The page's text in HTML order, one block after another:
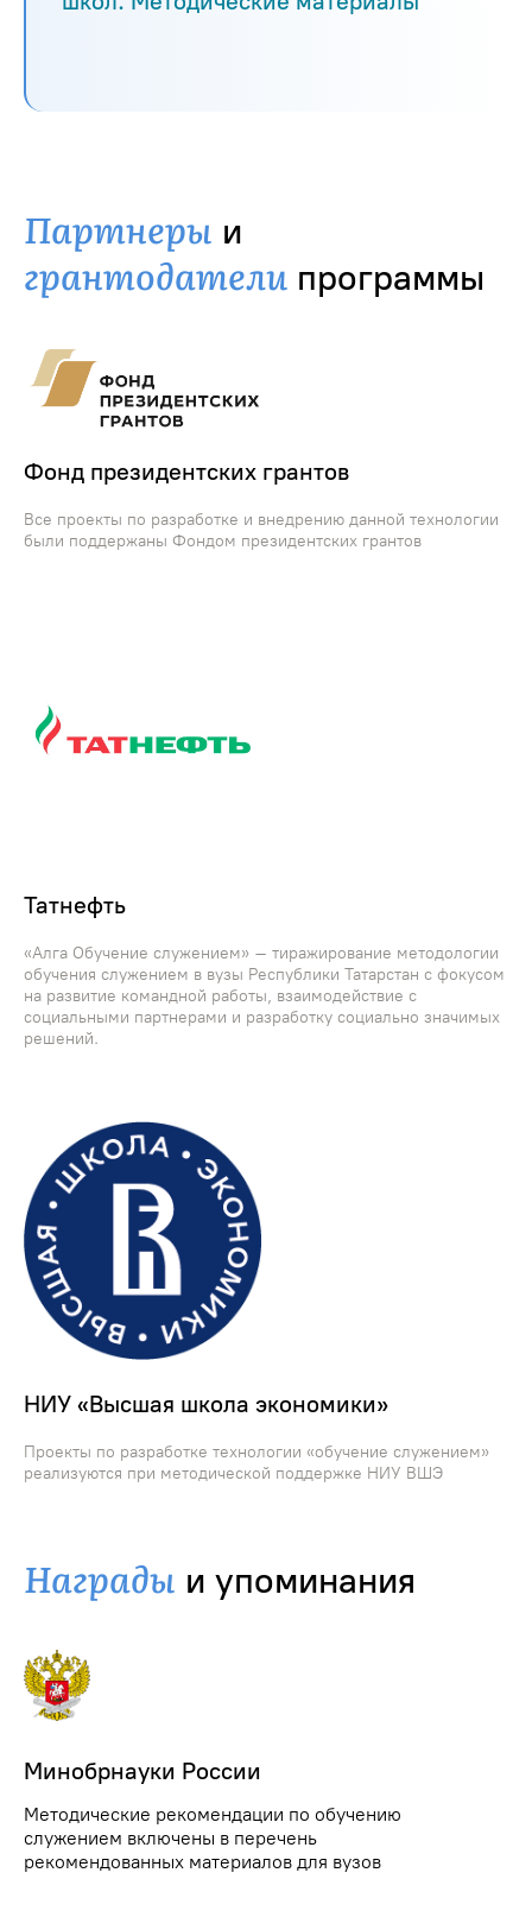
Партнеры и
грантодатели программы
Фонд президентских грантов
Все проекты по разработке и внедрению данной технологии
были поддержаны Фондом президентских грантов
Татнефть
«Алга Обучение служением» – тиражирование методологии
обучения служением в вузы Республики Татарстан с фокусом
на развитие командной работы, взаимодействие с
социальными партнерами и разработку социально значимых
решений.
НИУ «Высшая школа экономики»
Проекты по разработке технологии «обучение служением»
реализуются при методической поддержке НИУ ВШЭ
Награды и упоминания
Минобрнауки России
Методические рекомендации по обучению
служением включены в перечень
рекомендованных материалов для вузов